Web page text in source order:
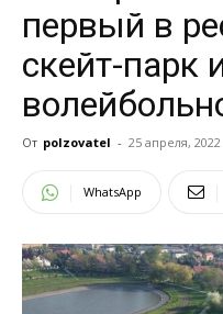
первый в
скейт-парк
От polzovatel - 25 апреля, 2022
WhatsApp